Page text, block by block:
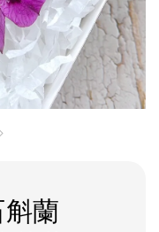
斛蘭